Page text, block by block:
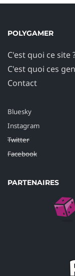
POLYGAMER
C'est quoi ce site
C'est quoi ces
Contact
Bluesky
Instagram
Twitter
Facebook
PARTENAIRES